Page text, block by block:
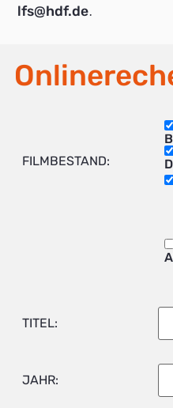
lfs@hdf.de.
FILMBESTAND:
TITEL:
JAHR: